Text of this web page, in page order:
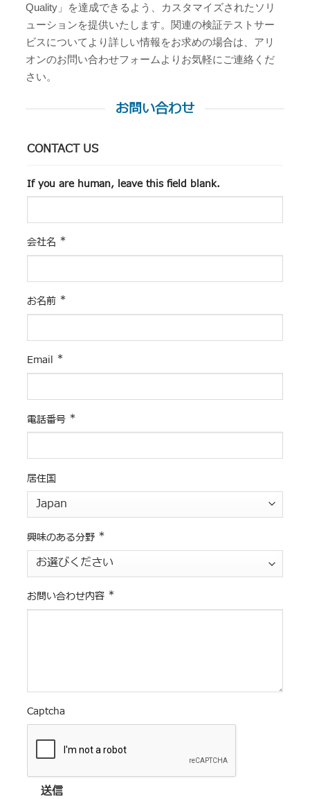
Quality」を達成できるよう、カスタマイズされたソリ
ューションを提供いたします。関連の検証テストサー
ビスについてより詳しい情報をお求めの場合は、アリ
オンのお問い合わせフォームよりお気軽にご連絡くだ
さい。
お問い合わせ
CONTACT US
If you are human, leave this field blank.
会社名 *
お名前 *
Email *
電話番号 *
居住国
興味のある分野 *
お問い合わせ内容 *
Captcha
送信